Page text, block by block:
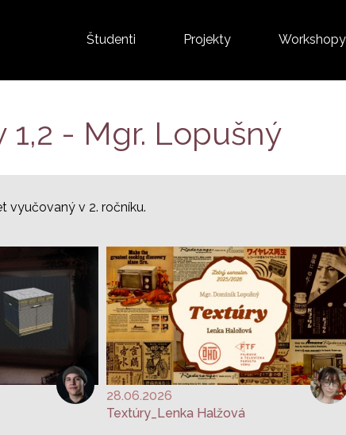
Top
Študenti Projekty Workshopy
1,2 - Mgr. Lopušný
vyučovaný v 2. ročníku.
28.06.2026
Textúry_Lenka Halžová